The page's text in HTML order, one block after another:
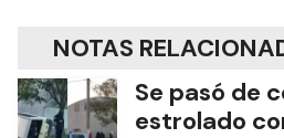
NOTAS
Se pasó de
estrolado